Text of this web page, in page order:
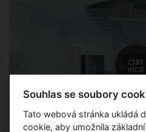
Souhlas se soubory
Tato webová stránka ukládá
cookie, aby umožnila